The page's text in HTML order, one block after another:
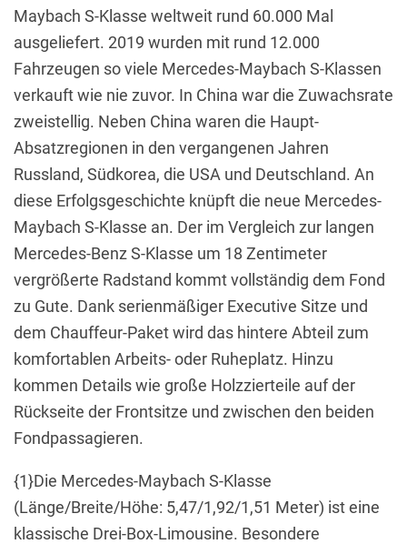
Maybach S-Klasse weltweit rund 60.000 Mal
ausgeliefert. 2019 wurden mit rund 12.000
Fahrzeugen so viele Mercedes-Maybach S-Klassen
verkauft wie nie zuvor. In China war die Zuwachsrate
zweistellig. Neben China waren die Haupt-
Absatzregionen in den vergangenen Jahren
Russland, Südkorea, die USA und Deutschland. An
diese Erfolgsgeschichte knüpft die neue Mercedes-
Maybach S-Klasse an. Der im Vergleich zur langen
Mercedes-Benz S-Klasse um 18 Zentimeter
vergrößerte Radstand kommt vollständig dem Fond
zu Gute. Dank serienmäßiger Executive Sitze und
dem Chauffeur-Paket wird das hintere Abteil zum
komfortablen Arbeits- oder Ruheplatz. Hinzu
kommen Details wie große Holzzierteile auf der
Rückseite der Frontsitze und zwischen den beiden
Fondpassagieren.
{1}Die Mercedes-Maybach S-Klasse
(Länge/Breite/Höhe: 5,47/1,92/1,51 Meter) ist eine
klassische Drei-Box-Limousine. Besondere